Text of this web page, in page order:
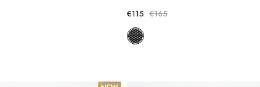
€115 €165